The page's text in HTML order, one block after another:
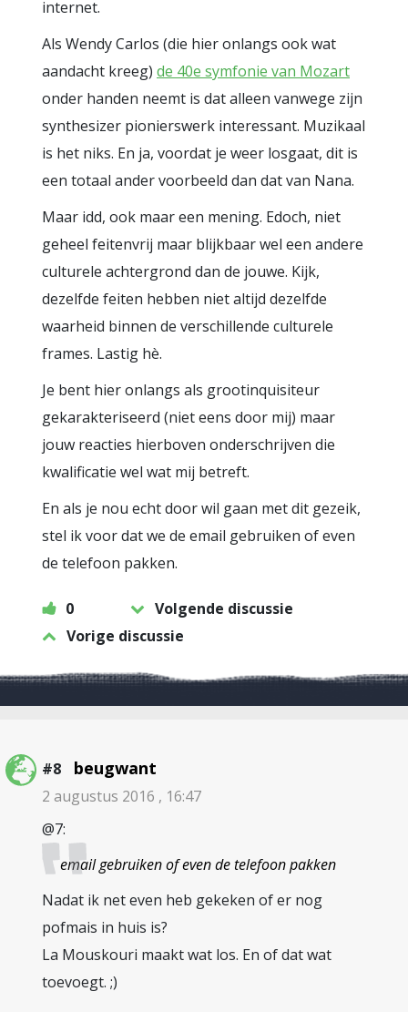
internet.
Als Wendy Carlos (die hier onlangs ook wat
aandacht kreeg) de 40e symfonie van Mozart
onder handen neemt is dat alleen vanwege zijn
synthesizer pionierswerk interessant. Muzikaal
is het niks. En ja, voordat je weer losgaat, dit is
een totaal ander voorbeeld dan dat van Nana.
Maar idd, ook maar een mening. Edoch, niet
geheel feitenvrij maar blijkbaar wel een andere
culturele achtergrond dan de jouwe. Kijk,
dezelfde feiten hebben niet altijd dezelfde
waarheid binnen de verschillende culturele
frames. Lastig hè.
Je bent hier onlangs als grootinquisiteur
gekarakteriseerd (niet eens door mij) maar
jouw reacties hierboven onderschrijven die
kwalificatie wel wat mij betreft.
En als je nou echt door wil gaan met dit gezeik,
stel ik voor dat we de email gebruiken of even
de telefoon pakken.
0
Volgende discussie
Vorige discussie
#8 beugwant
2 augustus 2016 , 16:47
@7:
email gebruiken of even de telefoon pakken
Nadat ik net even heb gekeken of er nog
pofmais in huis is?
La Mouskouri maakt wat los. En of dat wat
toevoegt. ;)